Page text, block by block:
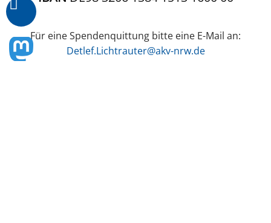
Für eine Spendenquittung bitte eine E-Mail an:
Detlef.Lichtrauter@akv-nrw.de